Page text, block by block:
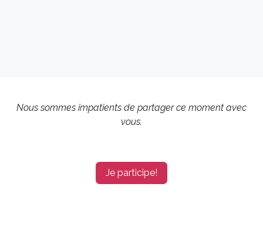
Nous sommes impatients de partager ce moment avec
vous.
Je participe!